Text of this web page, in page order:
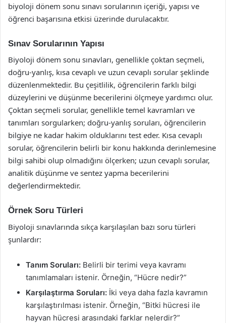
biyoloji dönem sonu sınavı sorularının içeriği, yapısı ve
öğrenci başarısına etkisi üzerinde durulacaktır.
Sınav Sorularının Yapısı
Biyoloji dönem sonu sınavları, genellikle çoktan seçmeli,
doğru-yanlış, kısa cevaplı ve uzun cevaplı sorular şeklinde
düzenlenmektedir. Bu çeşitlilik, öğrencilerin farklı bilgi
düzeylerini ve düşünme becerilerini ölçmeye yardımcı olur.
Çoktan seçmeli sorular, genellikle temel kavramları ve
tanımları sorgularken; doğru-yanlış soruları, öğrencilerin
bilgiye ne kadar hakim olduklarını test eder. Kısa cevaplı
sorular, öğrencilerin belirli bir konu hakkında derinlemesine
bilgi sahibi olup olmadığını ölçerken; uzun cevaplı sorular,
analitik düşünme ve sentez yapma becerilerini
değerlendirmektedir.
Örnek Soru Türleri
Biyoloji sınavlarında sıkça karşılaşılan bazı soru türleri
şunlardır:
Tanım Soruları: Belirli bir terimi veya kavramı
tanımlamaları istenir. Örneğin, “Hücre nedir?”
Karşılaştırma Soruları: İki veya daha fazla kavramın
karşılaştırılması istenir. Örneğin, “Bitki hücresi ile
hayvan hücresi arasındaki farklar nelerdir?”